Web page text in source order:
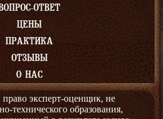
ОТВЕТ
ЦЕНЫ
ПРАКТИКА
ОТЗЫВЫ
О НАС
эксперт-оценщик, не
технического образования,